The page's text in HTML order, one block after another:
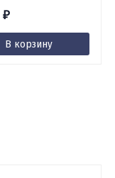
₽
В корзину